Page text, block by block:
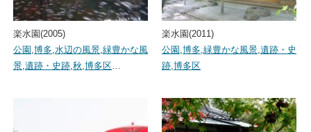
楽水園(2005)
公園 ,博多,水辺の風景,緑豊かな風
景,遺跡・史跡,秋,博多区…
楽水園(2011)
公園 ,博多,緑豊かな風景,遺跡・史
跡,博多区